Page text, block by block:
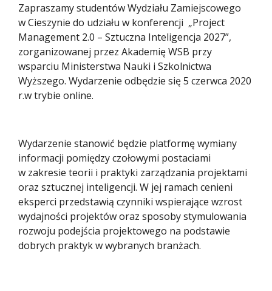
Zapraszamy studentów Wydziału Zamiejscowego
w Cieszynie do udziału w konferencji „Project
Management 2.0 – Sztuczna Inteligencja 2027”,
zorganizowanej przez Akademię WSB przy
wsparciu Ministerstwa Nauki i Szkolnictwa
Wyższego. Wydarzenie odbędzie się 5 czerwca 2020
r.w trybie online.
Wydarzenie stanowić będzie platformę wymiany
informacji pomiędzy czołowymi postaciami
w zakresie teorii i praktyki zarządzania projektami
oraz sztucznej inteligencji. W jej ramach cenieni
eksperci przedstawią czynniki wspierające wzrost
wydajności projektów oraz sposoby stymulowania
rozwoju podejścia projektowego na podstawie
dobrych praktyk w wybranych branżach.